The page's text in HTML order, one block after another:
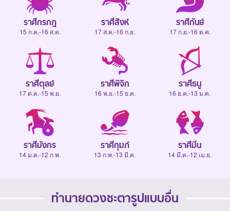
ราศีกรกฎ
15 ก.ค.-16 ส.ค.
ราศีสิงห์
17 ส.ค.-16 ก.ย.
ราศีกันย์
17 ก.ย.-16 ต.ค.
ราศีตุลย์
17 ต.ค.-15 พ.ย.
ราศีพิจิก
16 พ.ย.-15 ธ.ค.
ราศีธนู
16 ธ.ค.-13 ม.ค.
ราศีมังกร
14 ม.ค.-12 ก.พ.
ราศีกุมภ์
13 ก.พ.-13 มี.ค.
ราศีมีน
14 มี.ค.-12 เม.ย.
ทำนายดวงชะตารูปแบบอื่น